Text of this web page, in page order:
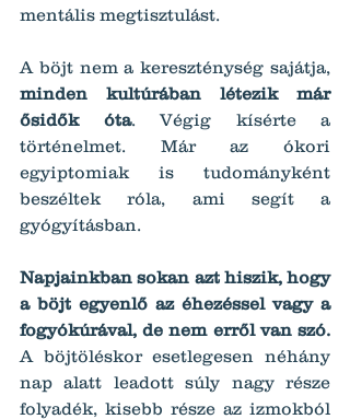
mentális megtisztulást.
minden kultúrában létezik már
ősidők óta. Végig kísérte a
történelmet. Már az ókori
egyiptomiak is tudományként
beszéltek róla, ami segít a
gyógyításban.
Napjainkban sokan azt hiszik, hogy
a böjt egyenlő az éhezéssel vagy a
fogyókúrával, de nem erről van szó.
A böjtöléskor esetlegesen néhány
nap alatt leadott súly nagy része
folyadék, kisebb része az izmokból